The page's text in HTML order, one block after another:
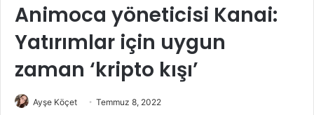
Animoca yöneticisi Kanai:
Yatırımlar için uygun
zaman ‘kripto kışı’
Ayşe Köçet Temmuz 8, 2022